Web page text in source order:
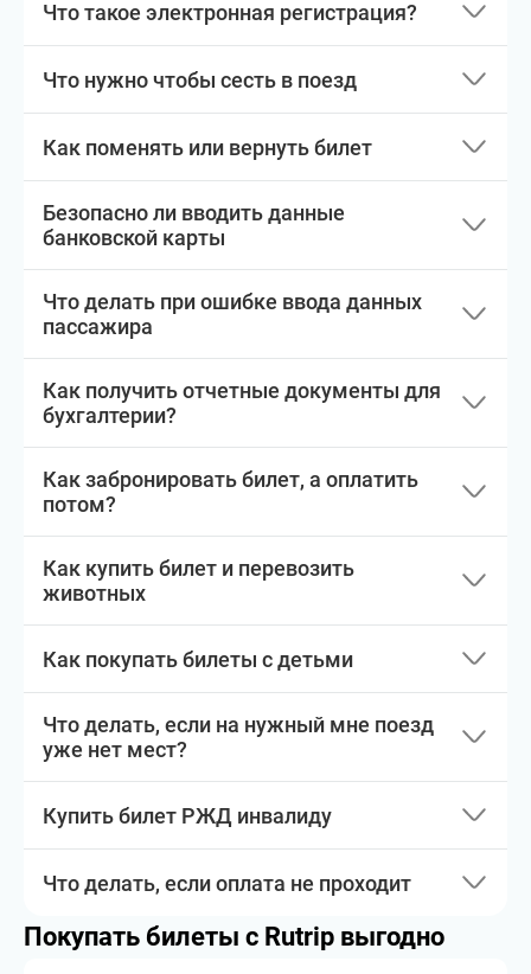
Что такое электронная регистрация?
Что нужно чтобы сесть в поезд
Как поменять или вернуть билет
Безопасно ли вводить данные
банковской карты
Что делать при ошибке ввода данных
пассажира
Как получить отчетные документы для
бухгалтерии?
Как забронировать билет, а оплатить
потом?
Как купить билет и перевозить
животных
Как покупать билеты с детьми
Что делать, если на нужный мне поезд
уже нет мест?
Купить билет РЖД инвалиду
Что делать, если оплата не проходит
Покупать билеты с Rutrip выгодно